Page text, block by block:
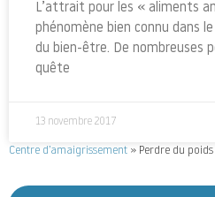
L’attrait pour les « aliments
phénomène bien connu dans
du bien-être. De nombreuses
quête
13 novembre 2017
Centre d’amaigrissement » Perdre du poids